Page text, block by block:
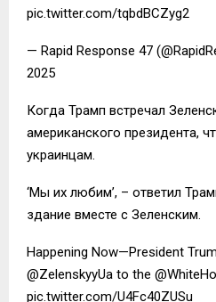
pic.twitter.com/tqbdBCZyg2
— Rapid Response 47
2025
Когда Трамп встречал
американского президента,
украинцам.
‘Мы их любим’, – ответил
здание вместе с Зеленским.
Happening Now—President
@ZelenskyyUa to the
pic.twitter.com/U4Fc40ZUSu